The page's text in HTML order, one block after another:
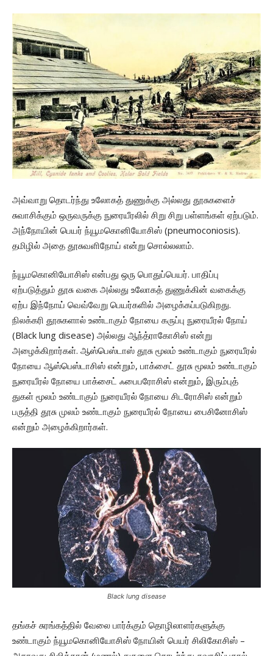
அவ்வாறு தொடர்ந்து உலோகத் துணுக்கு அல்லது தூசுகளைச்
சுவாசிக்கும் ஒருவருக்கு நுரையீரலில் சிறு சிறு பள்ளங்கள் ஏற்படும்.
அந்நோயின் பெயர் ந்யூமகொனியோசிஸ் (pneumoconiosis).
தமிழில் அதை தூசுவளிநோய் என்று சொல்லலாம்.
ந்யூமகொனியோசிஸ் என்பது ஒரு பொதுப்பெயர். பாதிப்பு
ஏற்படுத்தும் தூசு வகை அல்லது உலோகத் துணுக்கின் வகைக்கு
ஏற்ப இந்நோய் வெவ்வேறு பெயர்களில் அழைக்கப்படுகிறது.
நிலக்கரி தூசுகளால் உண்டாகும் நோயை கருப்பு நுரையீரல் நோய்
(Black lung disease) அல்லது ஆந்த்ராகோசிஸ் என்று
அழைக்கிறார்கள். ஆஸ்பெஸ்டாஸ் தூசு மூலம் உண்டாகும் நுரையீரல்
நோயை ஆஸ்பெஸ்டாசிஸ் என்றும், பாக்சைட் தூசு மூலம் உண்டாகும்
நுரையீரல் நோயை பாக்சைட் ஃபைபரோசிஸ் என்றும், இரும்புத்
துகள் மூலம் உண்டாகும் நுரையீரல் நோயை சிடரோசிஸ் என்றும்
பருத்தி தூசு முலம் உண்டாகும் நுரையீரல் நோயை பைசினோசிஸ்
என்றும் அழைக்கிறார்கள்.
Black lung disease
தங்கச் சுரங்கத்தில் வேலை பார்க்கும் தொழிலாளர்களுக்கு
உண்டாகும் ந்யூமகொனியோசிஸ் நோயின் பெயர் சிலிகோசிஸ் –